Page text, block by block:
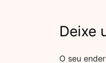
Deixe
O seu